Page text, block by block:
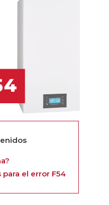
el error F54